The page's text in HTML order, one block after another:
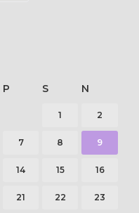
P S N
1 2
7 8 9
14 15 16
21 22 23